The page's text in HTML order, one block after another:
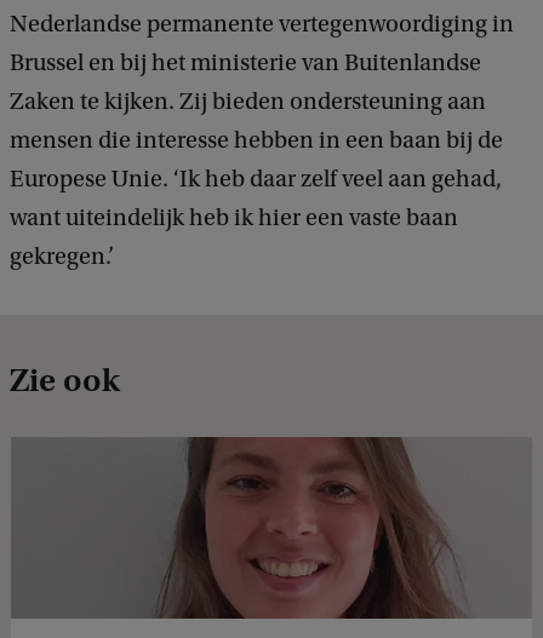
Nederlandse permanente vertegenwoordiging in
Brussel en bij het ministerie van Buitenlandse
Zaken te kijken. Zij bieden ondersteuning aan
mensen die interesse hebben in een baan bij de
Europese Unie. ‘Ik heb daar zelf veel aan gehad,
want uiteindelijk heb ik hier een vaste baan
gekregen.’
Zie ook